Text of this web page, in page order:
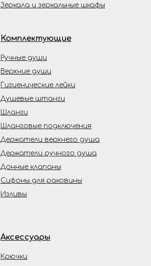
Зеркала и зеркальные шкафы
Крючки
Аксессуары
Комплектующие
Ручные души
Верхние души
Гигиенические лейки
Шланги
Шланговые подключения
Держатели верхнего душа
Держатели ручного душа
Донные клапаны
Сифоны для раковины
Изливы
Душевые штанги